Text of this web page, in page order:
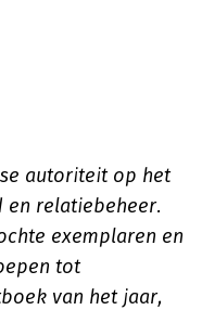
autoriteit op het
relatiebeheer.
exemplaren en
tot
van het jaar,